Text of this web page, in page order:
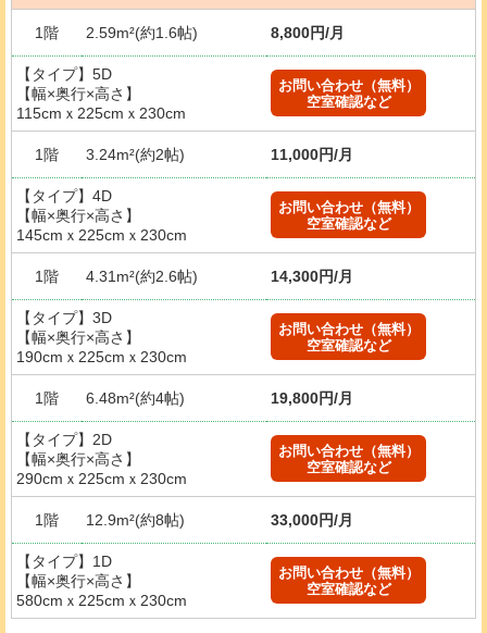
1階 2.59m²(約1.6帖) 8,800円/月
【タイプ】5D
【幅×奥行×高さ】
115cmｘ225cmｘ230cm
お問い合わせ（無料）
空室確認など
1階 3.24m²(約2帖) 11,000円/月
【タイプ】4D
【幅×奥行×高さ】
145cmｘ225cmｘ230cm
お問い合わせ（無料）
空室確認など
1階 4.31m²(約2.6帖) 14,300円/月
【タイプ】3D
【幅×奥行×高さ】
190cmｘ225cmｘ230cm
お問い合わせ（無料）
空室確認など
1階 6.48m²(約4帖) 19,800円/月
【タイプ】2D
【幅×奥行×高さ】
290cmｘ225cmｘ230cm
お問い合わせ（無料）
空室確認など
1階 12.9m²(約8帖) 33,000円/月
【タイプ】1D
【幅×奥行×高さ】
580cmｘ225cmｘ230cm
お問い合わせ（無料）
空室確認など